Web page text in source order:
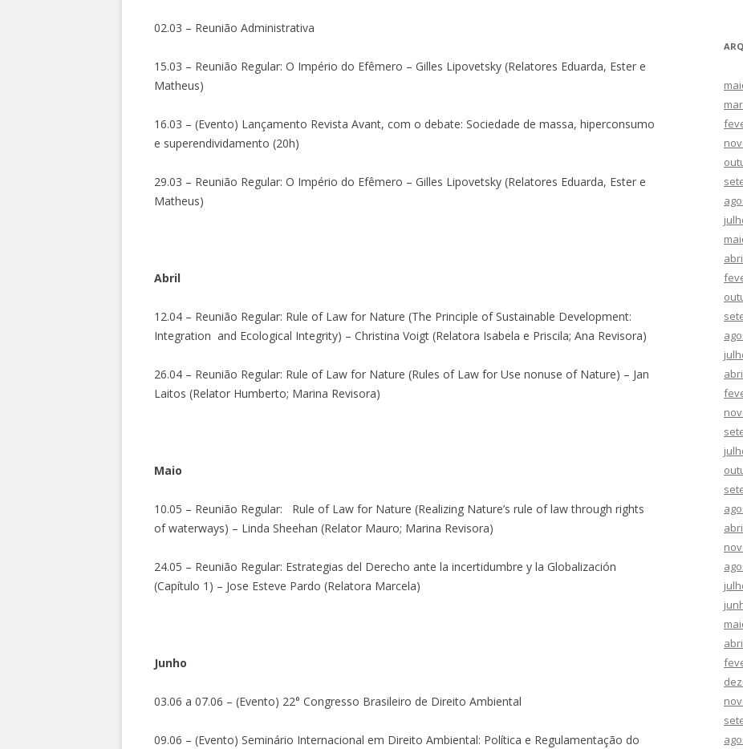
02.03 – Reunião Administrativa
15.03 – Reunião Regular: O Império do Efêmero – Gilles Lipovetsky (Relatores Eduarda, Ester e
Matheus)
16.03 – (Evento) Lançamento Revista Avant, com o debate: Sociedade de massa, hiperconsumo
e superendividamento (20h)
29.03 – Reunião Regular: O Império do Efêmero – Gilles Lipovetsky (Relatores Eduarda, Ester e
Matheus)
Abril
12.04 – Reunião Regular: Rule of Law for Nature (The Principle of Sustainable Development:
Integration and Ecological Integrity) – Christina Voigt (Relatora Isabela e Priscila; Ana Revisora)
26.04 – Reunião Regular: Rule of Law for Nature (Rules of Law for Use nonuse of Nature) – Jan
Laitos (Relator Humberto; Marina Revisora)
Maio
10.05 – Reunião Regular: Rule of Law for Nature (Realizing Nature’s rule of law through rights
of waterways) – Linda Sheehan (Relator Mauro; Marina Revisora)
24.05 – Reunião Regular: Estrategias del Derecho ante la incertidumbre y la Globalización
(Capítulo 1) – Jose Esteve Pardo (Relatora Marcela)
Junho
03.06 a 07.06 – (Evento) 22° Congresso Brasileiro de Direito Ambiental
09.06 – (Evento) Seminário Internacional em Direito Ambiental: Política e Regulamentação do